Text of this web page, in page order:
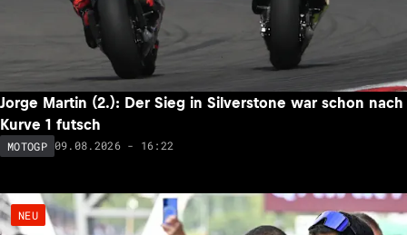
Jorge Martin (2.): Der Sieg in Silverstone war schon nach
Kurve 1 futsch
MOTOGP 09.08.2026 - 16:22
NEU